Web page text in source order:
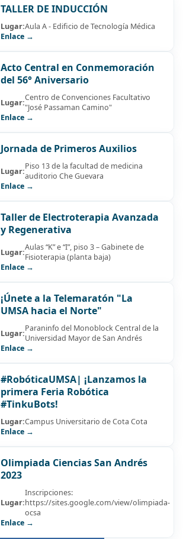
TALLER DE INDUCCIÓN
Lugar:Aula A - Edificio de Tecnología Médica
Enlace →
Acto Central en Conmemoración
del 56° Aniversario
Lugar:Centro de Convenciones Facultativo
"José Passaman Camino"
Enlace →
Jornada de Primeros Auxilios
Lugar:Piso 13 de la facultad de medicina
auditorio Che Guevara
Enlace →
Taller de Electroterapia Avanzada
y Regenerativa
Lugar:Aulas “K” e “I”, piso 3 – Gabinete de
Fisioterapia (planta baja)
Enlace →
¡Únete a la Telemaratón "La
UMSA hacia el Norte"
Lugar:Paraninfo del Monoblock Central de la
Universidad Mayor de San Andrés
Enlace →
#RobóticaUMSA| ¡Lanzamos la
primera Feria Robótica
#TinkuBots!
Lugar:Campus Universitario de Cota Cota
Enlace →
Olimpiada Ciencias San Andrés
2023
Lugar:
Inscripciones:
https://sites.google.com/view/olimpiada-
ocsa
Enlace →